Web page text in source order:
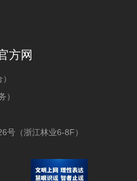
方网
号（浙江林业6-8F）